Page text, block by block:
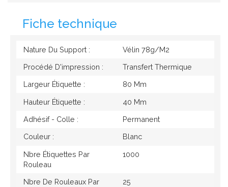
Fiche technique
Nature Du Support : Vélin 78g/M2
Procédé D'impression : Transfert Thermique
Largeur Étiquette : 80 Mm
Hauteur Étiquette : 40 Mm
Adhésif - Colle : Permanent
Couleur : Blanc
Nbre Étiquettes Par
Rouleau
1000
Nbre De Rouleaux Par
25